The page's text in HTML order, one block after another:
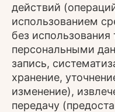
действий
использованием
без использования
персональными
запись,
хранение,
изменение),
передачу